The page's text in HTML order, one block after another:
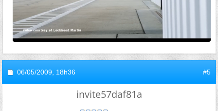
06/05/2009, 18h36 #5
invite57daf81a